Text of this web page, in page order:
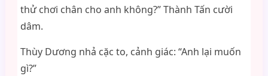
thử chơi chân cho anh không?” Thành Tấn cười
dâm.
Thùy Dương nhả cặc to, cảnh giác: “Anh lại muốn
gì?”